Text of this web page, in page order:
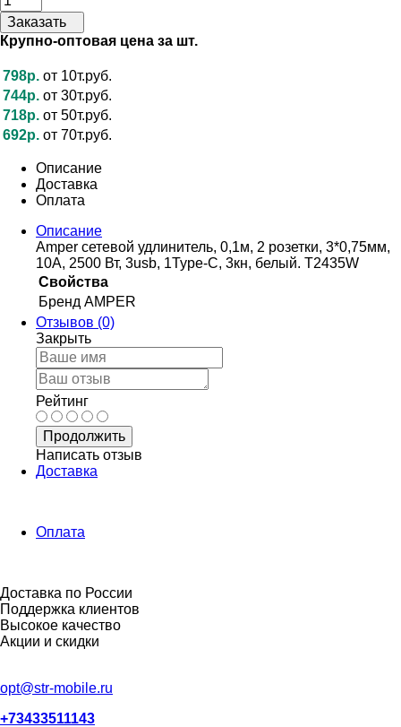
Заказать
Крупно-оптовая цена за шт.
798р. от 10т.руб.
744р. от 30т.руб.
718р. от 50т.руб.
692р. от 70т.руб.
Описание
Доставка
Оплата
Описание
Amper сетевой удлинитель, 0,1м, 2 розетки, 3*0,75мм,
10А, 2500 Вт, 3usb, 1Type-C, 3кн, белый. T2435W
Свойства
Бренд AMPER
Отзывов (0)
Закрыть
Рейтинг
Продолжить
Написать отзыв
Доставка
Оплата
Доставка по России
Поддержка клиентов
Высокое качество
Акции и скидки
opt@str-mobile.ru
+73433511143